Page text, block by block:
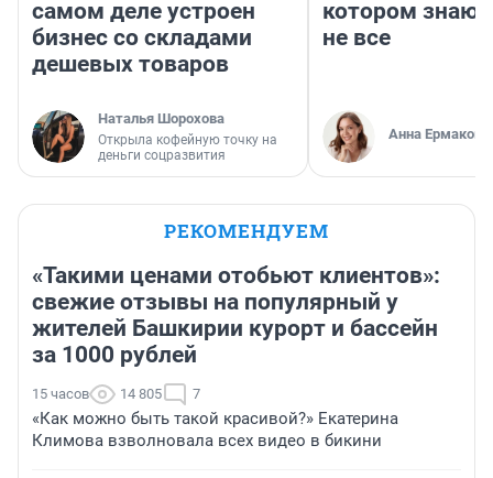
самом деле устроен
бизнес со складами
дешевых товаров
Наталья Шорохова
Открыла кофейную точку на
деньги соцразвития
котором
не все
Анна Ермакова
РЕКОМЕНДУЕМ
«Такими ценами отобьют клиентов»:
свежие отзывы на популярный у
жителей Башкирии курорт и бассейн
за 1000 рублей
15 часов 14 805 7
«Как можно быть такой красивой?» Екатерина
Климова взволновала всех видео в бикини